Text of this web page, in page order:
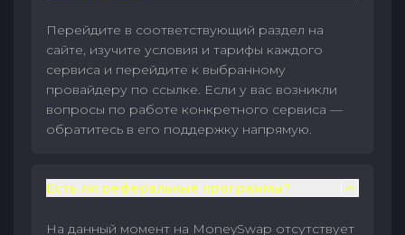
Перейдите в соответствующий раздел на
сайте, изучите условия и тарифы каждого
сервиса и перейдите к выбранному
провайдеру по ссылке. Если у вас возникли
вопросы по работе конкретного сервиса —
обратитесь в его поддержку напрямую.
Есть ли реферальные программы?
На данный момент на MoneySwap отсутствует